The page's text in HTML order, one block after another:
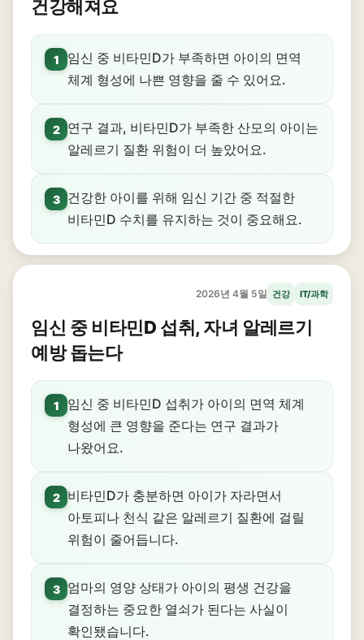
건강해져요
1
임신 중 비타민D가 부족하면 아이의 면역
체계 형성에 나쁜 영향을 줄 수 있어요.
2
연구 결과, 비타민D가 부족한 산모의 아이는
알레르기 질환 위험이 더 높았어요.
3
건강한 아이를 위해 임신 기간 중 적절한
비타민D 수치를 유지하는 것이 중요해요.
2026년 4월 5일 건강 IT/과학
임신 중 비타민D 섭취, 자녀 알레르기
예방 돕는다
1
임신 중 비타민D 섭취가 아이의 면역 체계
형성에 큰 영향을 준다는 연구 결과가
나왔어요.
2
비타민D가 충분하면 아이가 자라면서
아토피나 천식 같은 알레르기 질환에 걸릴
위험이 줄어듭니다.
3
엄마의 영양 상태가 아이의 평생 건강을
결정하는 중요한 열쇠가 된다는 사실이
확인됐습니다.